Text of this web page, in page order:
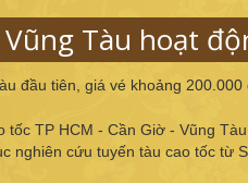
Vũng Tàu hoạt
đầu tiên, giá vé khoảng
TP HCM - Cần Giờ - Vũng
nghiên cứu tuyến tàu cao tốc từ